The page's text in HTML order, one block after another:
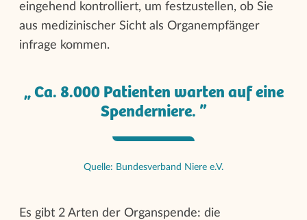
eingehend kontrolliert, um festzustellen, ob Sie
aus medizinischer Sicht als Organempfänger
infrage kommen.
Ca. 8.000 Patienten warten auf eine
Spenderniere.
Quelle: Bundesverband Niere e.V.
Es gibt 2 Arten der Organspende: die